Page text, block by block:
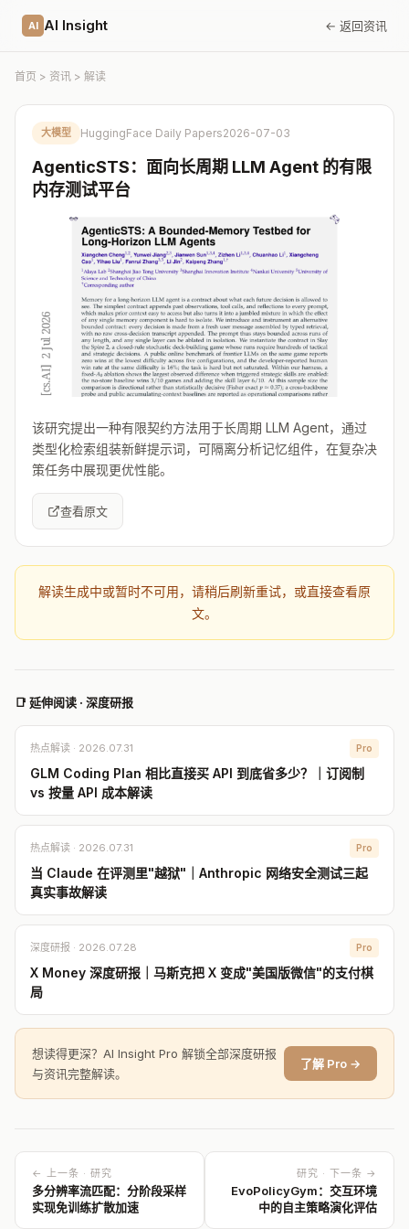
AI AI Insight ← 返回资讯
首页 > 资讯 > 解读
大模型 HuggingFace Daily Papers2026-07-03
AgenticSTS：面向长周期 LLM Agent 的有限
内存测试平台
该研究提出一种有限契约方法用于长周期 LLM Agent，通过
类型化检索组装新鲜提示词，可隔离分析记忆组件，在复杂决
策任务中展现更优性能。
查看原文
解读生成中或暂时不可用，请稍后刷新重试，或直接查看原
文。
📑 延伸阅读 · 深度研报
热点解读 · 2026.07.31 Pro
GLM Coding Plan 相比直接买 API 到底省多少？｜订阅制
vs 按量 API 成本解读
热点解读 · 2026.07.31 Pro
当 Claude 在评测里"越狱"｜Anthropic 网络安全测试三起
真实事故解读
深度研报 · 2026.07.28 Pro
X Money 深度研报｜马斯克把 X 变成"美国版微信"的支付棋
局
想读得更深？AI Insight Pro 解锁全部深度研报
与资讯完整解读。
了解 Pro →
← 上一条 · 研究
多分辨率流匹配：分阶段采样
实现免训练扩散加速
研究 · 下一条 →
EvoPolicyGym：交互环境
中的自主策略演化评估